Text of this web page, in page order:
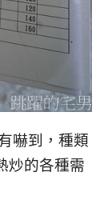
嚇到，種類
炒的各種需